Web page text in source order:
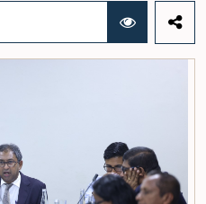
தூதுக் குழுவிற்கு கௌரவ மகளிர் மற்றும்
போல்ராஜ் அவர்கள் தலைமைதாங்கியதுடன், இதில்
விஜேரத்ன, ஓஷானி உமங்கா, சட்டத்தரணி
சட்டத்தரணி நிலுஷா லக்மாலி கமகே,
லஹிரு பத்திரணகே ஆகியோரும்
மற்றும் குவாங்சோ நகரங்களுக்கு
சந்திப்புகள், கல்விசார் அமர்வுகள், நிறுவன
விரிவான நிகழ்ச்சித்திட்டங்களிலும்